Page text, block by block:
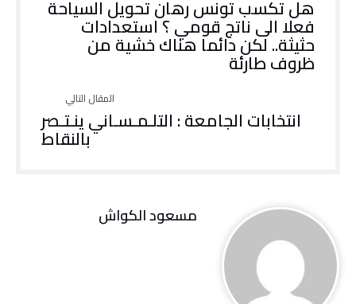
هل تكسب تونس رهان تحويل السياحة
فعلا الى ناتج قومي ؟ استعدادات
حثيثة.. لكن دائما هناك خشية من
ظروف طارئة
انتخابات الجامعة : التلـمـسـاني ينـتـصر
بالنقاط
مسعود الكواش